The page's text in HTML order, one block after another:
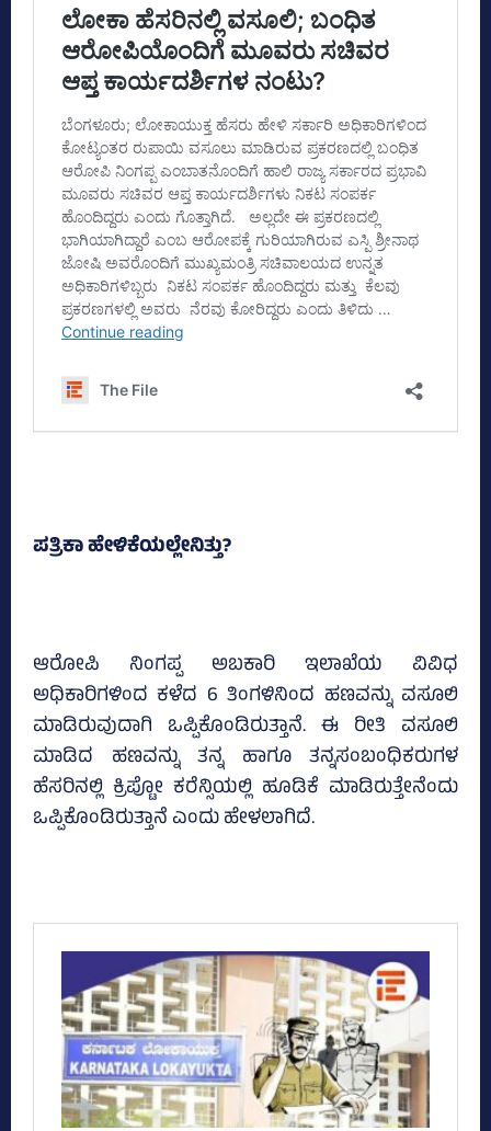
ಪತ್ರಿಕಾ ಹೇಳಿಕೆಯಲ್ಲೇನಿತ್ತು?
ಆರೋಪಿ ನಿಂಗಪ್ಪ ಅಬಕಾರಿ ಇಲಾಖೆಯ ವಿವಿಧ
ಅಧಿಕಾರಿಗಳಿಂದ ಕಳೆದ 6 ತಿಂಗಳಿನಿಂದ ಹಣವನ್ನು ವಸೂಲಿ
ಮಾಡಿರುವುದಾಗಿ ಒಪ್ಪಿಕೊಂಡಿರುತ್ತಾನೆ. ಈ ರೀತಿ ವಸೂಲಿ
ಮಾಡಿದ ಹಣವನ್ನು ತನ್ನ ಹಾಗೂ ತನ್ನಸಂಬಂಧಿಕರುಗಳ
ಹೆಸರಿನಲ್ಲಿ ಕ್ರಿಪ್ಟೋ ಕರೆನ್ಸಿಯಲ್ಲಿ ಹೂಡಿಕೆ ಮಾಡಿರುತ್ತೇನೆಂದು
ಒಪ್ಪಿಕೊಂಡಿರುತ್ತಾನೆ ಎಂದು ಹೇಳಲಾಗಿದೆ.